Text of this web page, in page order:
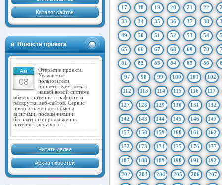
Каталог сайтов
Новости проекта
Авг
08
Открытие проекта.
Уважаемые
пользователи,
приветствуем всех в
нашей новой системе
обмена интернет-трафиком и
раскрутки веб-сайтов. Сервис
предназначен для обмена
визитами, посещениями и
бесплатного продвижения
интернет-ресурсов.…
Читать далее
Архив новостей
17 18 19 20 21 22
33 34 35 36 37 38
49 50 51 52 53 54
65 66 67 68 69 70
81 82 83 84 85 86
97 98 99 100 101 102
112 113 114 115 116 117
127 128 129 130 131 132
142 143 144 145 146 147
157 158 159 160 161 162
172 173 174 175 176 177
187 188 189 190 191 192
202 203 204 205 206 207